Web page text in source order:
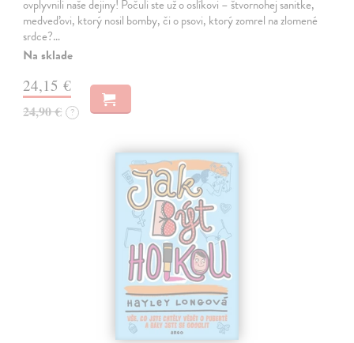
ovplyvnili naše dejiny! Počuli ste už o oslíkovi – štvornohej sanitke,
medveďovi, ktorý nosil bomby, či o psovi, ktorý zomrel na zlomené
srdce?…
Na sklade
24,15 €
24,90 € ?